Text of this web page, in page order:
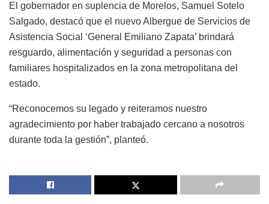
El gobernador en suplencia de Morelos, Samuel Sotelo
Salgado, destacó que el nuevo Albergue de Servicios de
Asistencia Social ‘General Emiliano Zapata’ brindará
resguardo, alimentación y seguridad a personas con
familiares hospitalizados en la zona metropolitana del
estado.
“Reconocemos su legado y reiteramos nuestro
agradecimiento por haber trabajado cercano a nosotros
durante toda la gestión”, planteó.